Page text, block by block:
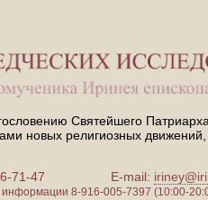
Святейшего
новых религиозных движений,
71-47 E-mail:
информации 8-916-005-7397 (10:00-